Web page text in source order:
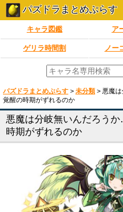
パズドラまとめぷらす
キャラ図鑑 ア
ゲリラ時間割 ノー
パズドラまとめぷらす > 未分類 > 悪魔
覚醒の時期がずれるのか
悪魔は分岐無いんだろう
時期がずれるのか